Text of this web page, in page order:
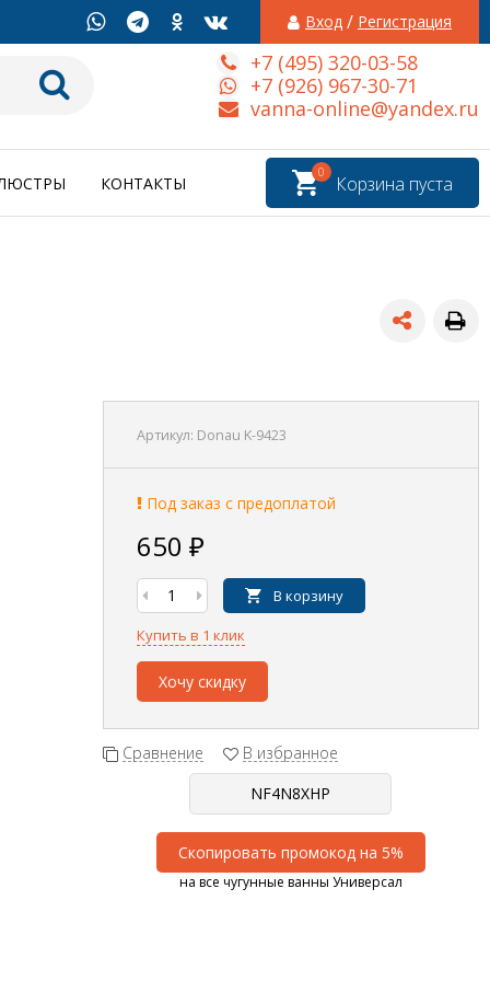
Вход / Регистрация
+7 (495) 320-03-58
+7 (926) 967-30-71
vanna-online@yandex.ru
Корзина пуста
0
КОНТАКТЫ
Артикул: Donau K-9423
Под заказ с предоплатой
650 ₽
В корзину
Купить в 1 клик
Хочу скидку
Сравнение В избранное
Скопировать промокод на 5%
на все чугунные ванны Универсал